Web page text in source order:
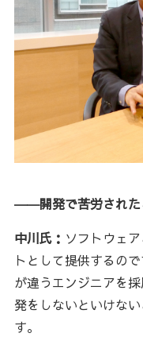
――開発で苦労された
中川氏： ソフトウェ
トとして提供するの
が違うエンジニアを
発をしないといけな
す。